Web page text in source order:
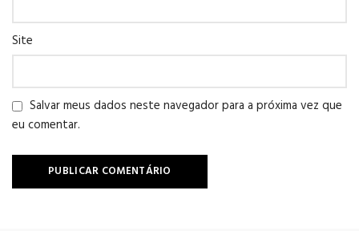
Site
Salvar meus dados neste navegador para a próxima vez que
eu comentar.